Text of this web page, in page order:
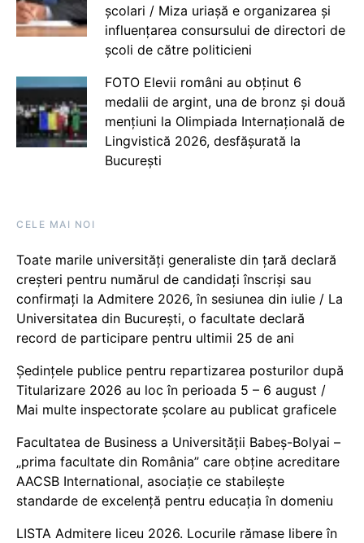
școlari / Miza uriașă e organizarea și
influențarea consursului de directori de
școli de către politicieni
FOTO Elevii români au obținut 6
medalii de argint, una de bronz și două
mențiuni la Olimpiada Internațională de
Lingvistică 2026, desfășurată la
București
CELE MAI NOI
Toate marile universități generaliste din țară declară
creșteri pentru numărul de candidați înscriși sau
confirmați la Admitere 2026, în sesiunea din iulie / La
Universitatea din București, o facultate declară
record de participare pentru ultimii 25 de ani
Ședințele publice pentru repartizarea posturilor după
Titularizare 2026 au loc în perioada 5 – 6 august /
Mai multe inspectorate școlare au publicat graficele
Facultatea de Business a Universității Babeș-Bolyai –
„prima facultate din România” care obține acreditare
AACSB International, asociație ce stabilește
standarde de excelență pentru educația în domeniu
LISTA Admitere liceu 2026. Locurile rămase libere în